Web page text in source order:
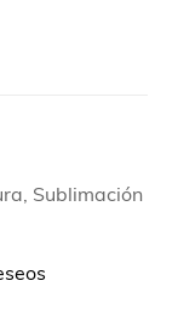
Sublimación